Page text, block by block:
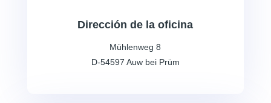
Dirección de la oficina
Mühlenweg 8
D-54597 Auw bei Prüm